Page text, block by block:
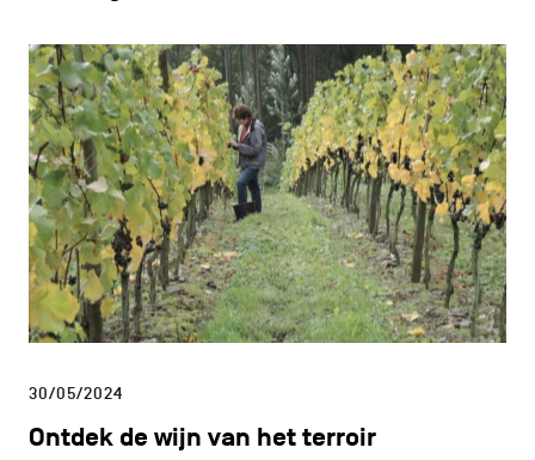
30/05/2024
Ontdek de wijn van het terroir